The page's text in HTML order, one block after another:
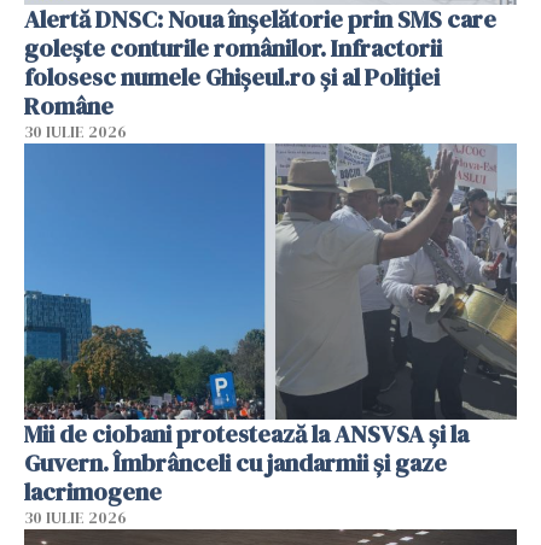
Alertă DNSC: Noua înșelătorie prin SMS care
golește conturile românilor. Infractorii
folosesc numele Ghișeul.ro și al Poliției
Române
30 IULIE 2026
Mii de ciobani protestează la ANSVSA și la
Guvern. Îmbrânceli cu jandarmii și gaze
lacrimogene
30 IULIE 2026